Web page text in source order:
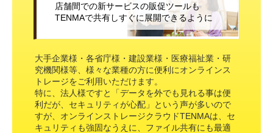
店舗間での新サービスの販促ツールも
TENMAで共有しすぐに展開できるように
大手企業様・各省庁様・建設業様・医療福祉業・研
究機関様等、様々な業種の方に便利にオンラインス
トレージをご利用いただけます。
特に、法人様ですと「データを外でも見れる事は便
利だが、セキュリティが心配」という声が多いので
すが、オンラインストレージクラウドTENMAは、セ
キュリティも強固なうえに、ファイル共有にも最適